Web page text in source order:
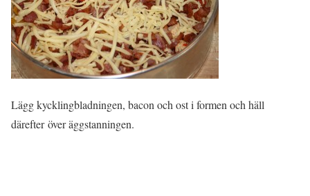
Lägg kycklingbladningen, bacon och ost i formen och häll
därefter över äggstanningen.